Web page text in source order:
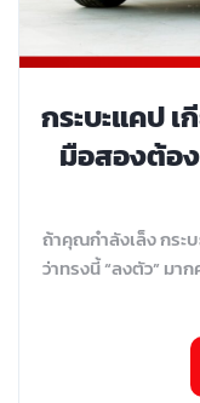
กระบะแคป
มือสองต้อง
ถ้าคุณกำลังเล็ง กระ
ว่าทรงนี้ “ลงตัว” มา